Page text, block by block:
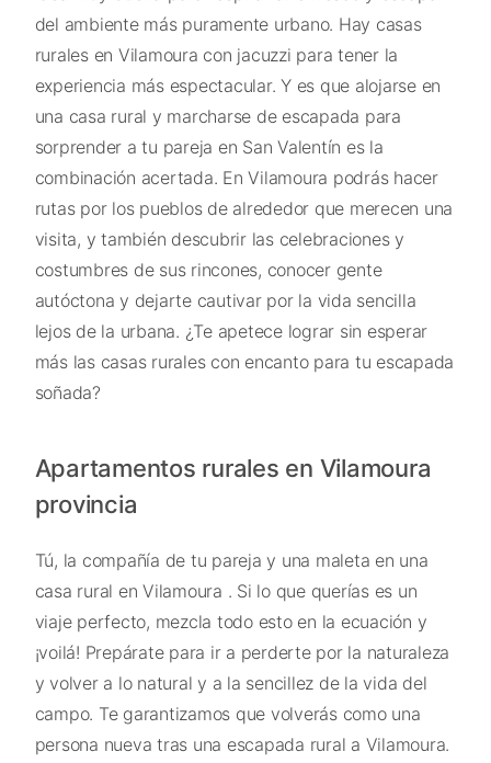
del ambiente más puramente urbano. Hay casas
rurales en Vilamoura con jacuzzi para tener la
experiencia más espectacular. Y es que alojarse en
una casa rural y marcharse de escapada para
sorprender a tu pareja en San Valentín es la
combinación acertada. En Vilamoura podrás hacer
rutas por los pueblos de alrededor que merecen una
visita, y también descubrir las celebraciones y
costumbres de sus rincones, conocer gente
autóctona y dejarte cautivar por la vida sencilla
lejos de la urbana. ¿Te apetece lograr sin esperar
más las casas rurales con encanto para tu escapada
soñada?
Apartamentos rurales en Vilamoura
provincia
Tú, la compañía de tu pareja y una maleta en una
casa rural en Vilamoura . Si lo que querías es un
viaje perfecto, mezcla todo esto en la ecuación y
¡voilá! Prepárate para ir a perderte por la naturaleza
y volver a lo natural y a la sencillez de la vida del
campo. Te garantizamos que volverás como una
persona nueva tras una escapada rural a Vilamoura.